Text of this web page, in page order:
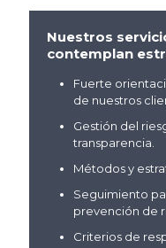
Nuestros
contemplan
Fuerte
de nuestros
Gestión del
transparencia.
Métodos y
Seguimiento
prevención de
Criterios de